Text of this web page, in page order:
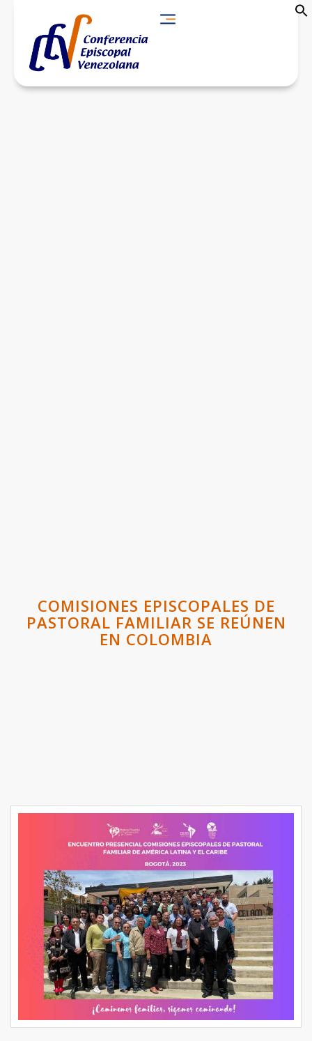
COMISIONES EPISCOPALES DE
PASTORAL FAMILIAR SE REÚNEN
EN COLOMBIA